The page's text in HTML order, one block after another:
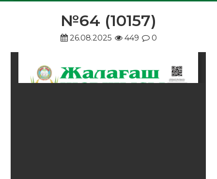
№64 (10157)
26.08.2025 449 0